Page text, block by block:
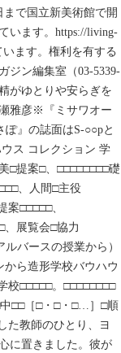
で国立新美術館で開
います。https://living-
ます。権利を有する
ジン編集室（03-5339-
がゆとりや安らぎを
雅彦※『ミサワオー
』の誌面はS-○○pと
ス コレクション 学
□提案□、□□□□□□□□礎
、人間□主役
案□□□□□、
、展覧会□協力
ルバースの授業から）
ら造形学校バウハウ
校□□□□□。□□□□□□□□
□□［□・□・□…］□順
教師のひとり、ヨ
に置きました。彼が